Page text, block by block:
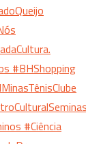
#BHShopping
#Ciência